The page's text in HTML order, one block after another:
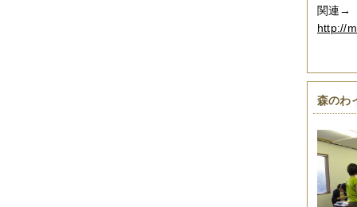
関連→
http://
森のわ